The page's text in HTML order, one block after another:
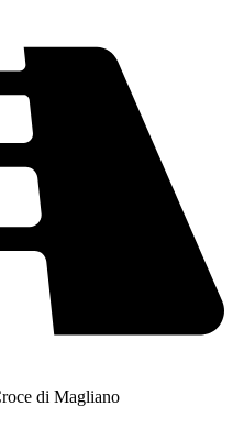
di Magliano